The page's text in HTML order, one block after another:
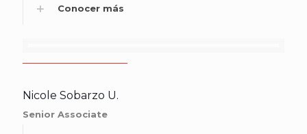
Conocer más
Nicole Sobarzo U.
Senior Associate